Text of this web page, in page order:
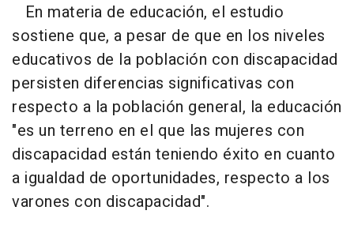
En materia de educación, el estudio
sostiene que, a pesar de que en los niveles
educativos de la población con discapacidad
persisten diferencias significativas con
respecto a la población general, la educación
"es un terreno en el que las mujeres con
discapacidad están teniendo éxito en cuanto
a igualdad de oportunidades, respecto a los
varones con discapacidad".